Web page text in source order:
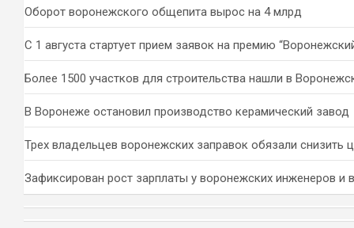
Оборот воронежского общепита вырос на 4 млрд
С 1 августа стартует прием заявок на премию
Более 1500 участков для строительства нашли в
В Воронеже остановил производство керамический завод
Трех владельцев воронежских заправок обязали снизить
Зафиксирован рост зарплаты у воронежских инженеров и